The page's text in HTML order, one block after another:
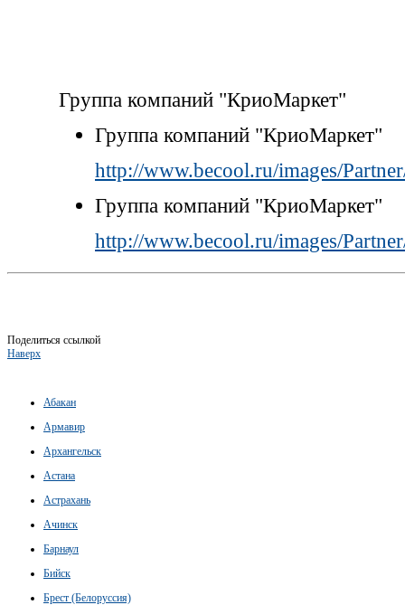
Группа компаний "КриоМаркет"
Группа компаний "КриоМаркет"
http://www.becool.ru/images/
Группа компаний "КриоМаркет"
http://www.becool.ru/images/
Поделиться ссылкой
Наверх
Абакан
Армавир
Архангельск
Астана
Астрахань
Ачинск
Барнаул
Бийск
Брест (Белоруссия)